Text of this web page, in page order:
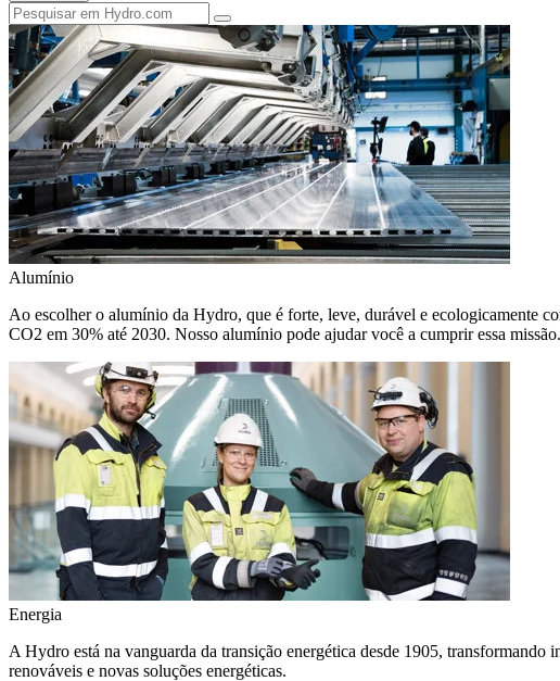
Alumínio
Ao escolher o alumínio da Hydro, que é forte, leve, durável e ecologicamente
CO2 em 30% até 2030. Nosso alumínio pode ajudar você a cumprir essa missão.
Energia
A Hydro está na vanguarda da transição energética desde 1905,
renováveis e novas soluções energéticas.